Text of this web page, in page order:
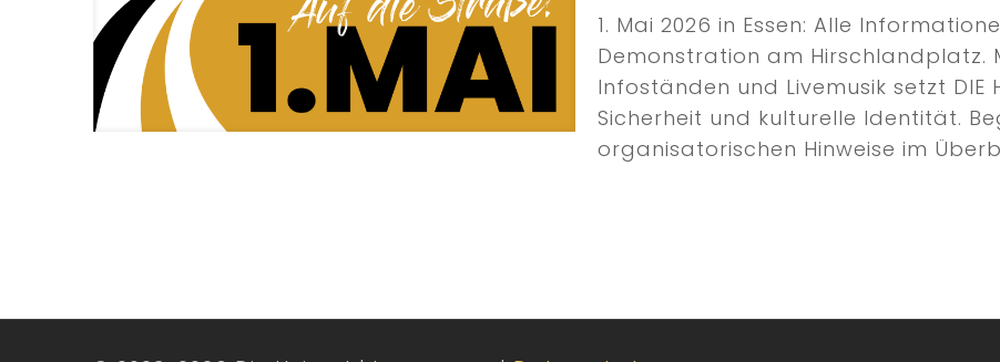
1. Mai 2026 in Essen: Alle
Demonstration am Hirschlandplatz.
Infoständen und Livemusik setzt DIE
Sicherheit und kulturelle Identität.
organisatorischen Hinweise im